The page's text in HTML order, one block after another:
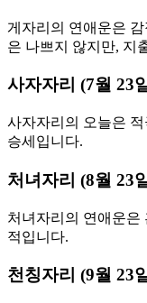
게자리의 연애운은
은 나쁘지 않지만, 지
사자자리 (7월 23
사자자리의 오늘은
승세입니다.
처녀자리 (8월 23
처녀자리의 연애운은
적입니다.
천칭자리 (9월 23